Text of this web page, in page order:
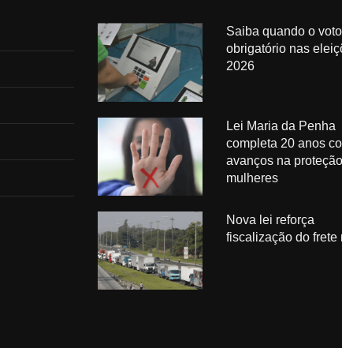
Saiba quando o
obrigatório nas
2026
Lei Maria da Penha
completa 20 anos
avanços na
mulheres
Nova lei reforça
fiscalização do frete